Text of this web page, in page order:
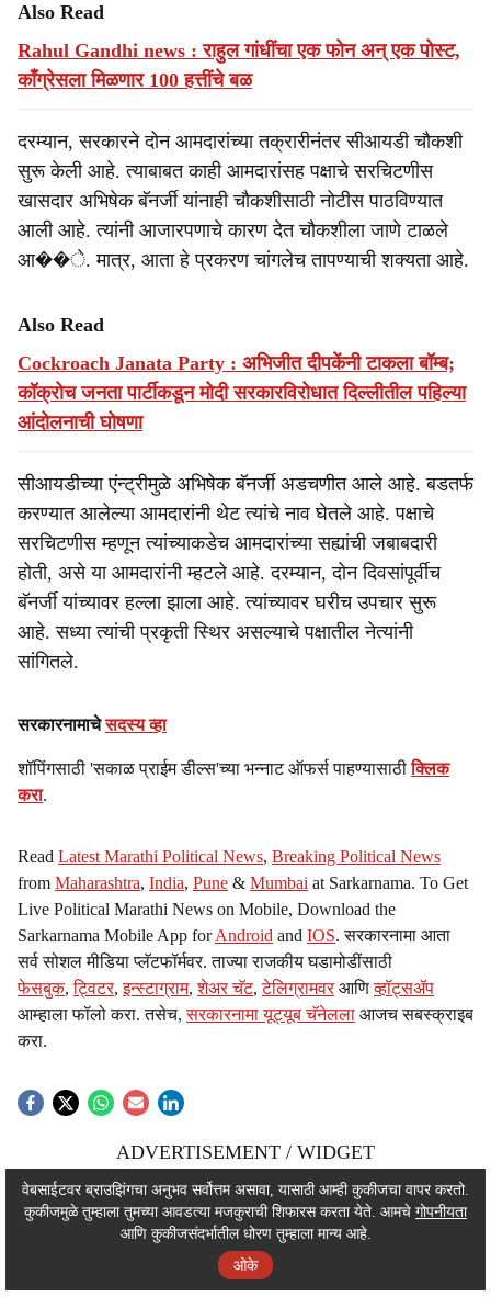
Also Read
Rahul Gandhi news : राहुल गांधींचा एक फोन अन् एक पोस्ट,
काँग्रेसला मिळणार 100 हत्तींचे बळ
दरम्यान, सरकारने दोन आमदारांच्या तक्रारीनंतर सीआयडी चौकशी
सुरू केली आहे. त्याबाबत काही आमदारांसह पक्षाचे सरचिटणीस
खासदार अभिषेक बॅनर्जी यांनाही चौकशीसाठी नोटीस पाठविण्यात
आली आहे. त्यांनी आजारपणाचे कारण देत चौकशीला जाणे टाळले
आ��े. मात्र, आता हे प्रकरण चांगलेच तापण्याची शक्यता आहे.
Also Read
Cockroach Janata Party : अभिजीत दीपकेंनी टाकला बॉम्ब;
कॉक्रोच जनता पार्टीकडून मोदी सरकारविरोधात दिल्लीतील पहिल्या
आंदोलनाची घोषणा
सीआयडीच्या एंन्ट्रीमुळे अभिषेक बॅनर्जी अडचणीत आले आहे. बडतर्फ
करण्यात आलेल्या आमदारांनी थेट त्यांचे नाव घेतले आहे. पक्षाचे
सरचिटणीस म्हणून त्यांच्याकडेच आमदारांच्या सह्यांची जबाबदारी
होती, असे या आमदारांनी म्हटले आहे. दरम्यान, दोन दिवसांपूर्वीच
बॅनर्जी यांच्यावर हल्ला झाला आहे. त्यांच्यावर घरीच उपचार सुरू
आहे. सध्या त्यांची प्रकृती स्थिर असल्याचे पक्षातील नेत्यांनी
सांगितले.
सरकारनामाचेसदस्य व्हा
शॉपिंगसाठी 'सकाळ प्राईम डील्स'च्या भन्नाट ऑफर्स पाहण्यासाठीक्लिक
करा.
Read Latest Marathi Political News, Breaking Political News
from Maharashtra, India, Pune & Mumbai at Sarkarnama. To Get
Live Political Marathi News on Mobile, Download the
Sarkarnama Mobile App forAndroid and IOS. सरकारनामा आता
सर्व सोशल मीडिया प्लॅटफॉर्मवर. ताज्या राजकीय घडामोडींसाठी
फेसबुक,ट्विटर,इन्स्टाग्राम,शेअर चॅट,टेलिग्रामवर आणिव्हॉट्सॲप
आम्हाला फॉलो करा. तसेच,सरकारनामा यूट्यूब चॅनेलला आजच सबस्क्राइब
करा.
ADVERTISEMENT / WIDGET
ADVERTISEMENT / WIDGET
ADVERTISEMENT / WIDGET
वेबसाईटवर ब्राउझिंगचा अनुभव सर्वोत्तम असावा, यासाठी आम्ही कुकीजचा वापर करतो.
कुकीजमुळे तुम्हाला तुमच्या आवडत्या मजकुराची शिफारस करता येते. आमचे गोपनीयता
आणि कुकीजसंदर्भातील धोरण तुम्हाला मान्य आहे.
ओके